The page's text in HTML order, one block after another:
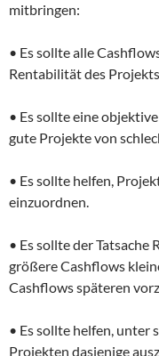
mitbringen:
• Es sollte alle
Rentabilität des
• Es sollte eine
gute Projekte von
• Es sollte helfen,
einzuordnen.
• Es sollte der Tatsache
größere Cashflows
Cashflows späteren
• Es sollte helfen, unter
Projekten dasjenige